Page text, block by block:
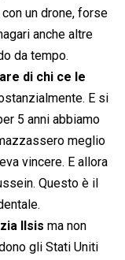
un drone, forse
anche altre
da tempo.
di chi ce le
E si
5 anni abbiamo
meglio
vincere. E allora
Questo è il
lIsis ma non
gli Stati Uniti